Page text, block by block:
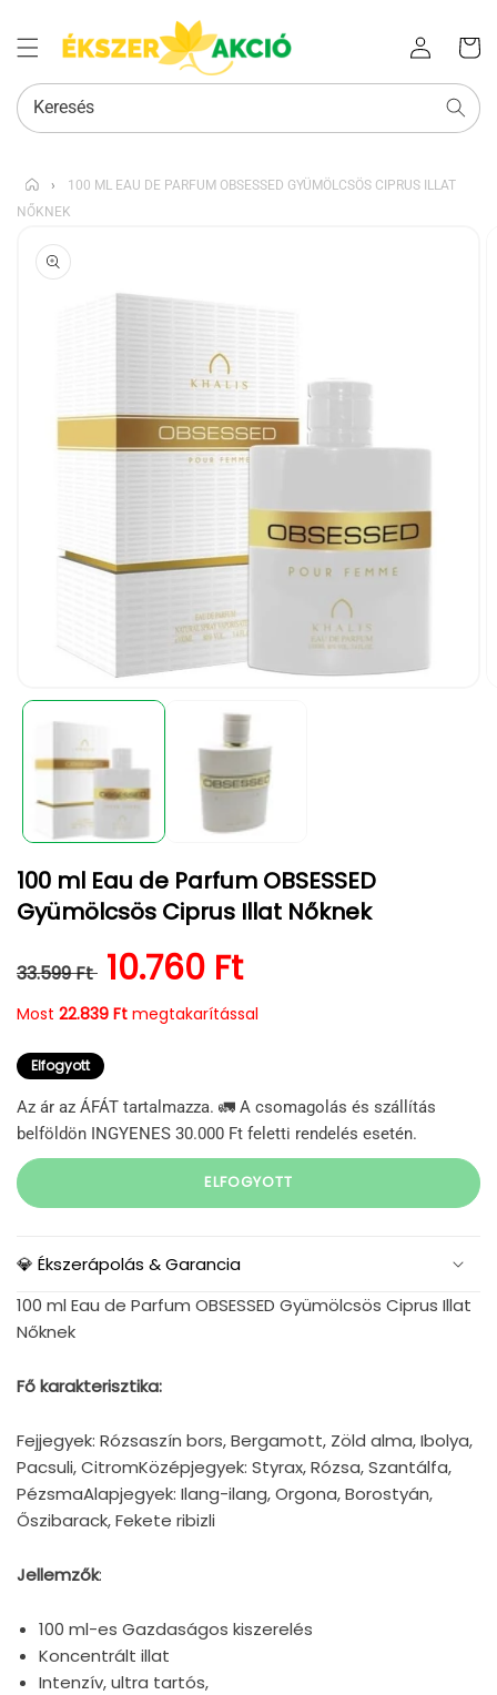
Bejelentkezés
kosara
Keresés
›
100 ML EAU DE PARFUM OBSESSED GYÜMÖLCSÖS CIPRUS ILLAT
NŐKNEK
UGRÁS A
TERMÉKADATOKRA
médiafájl
megnyitása
modális
párbeszédpanelen
100 ml Eau de Parfum OBSESSED
Gyümölcsös Ciprus Illat Nőknek
Normál ár
33.599 Ft Kedvezményes ár
10.760 Ft
Most 22.839 Ft megtakarítással
Elfogyott
Az ár az ÁFÁT tartalmazza. 🚛 A csomagolás és szállítás
belföldön INGYENES 30.000 Ft feletti rendelés esetén.
ELFOGYOTT
💎 Ékszerápolás & Garancia
100 ml Eau de Parfum OBSESSED Gyümölcsös Ciprus Illat
Nőknek
Fő karakterisztika:
Fejjegyek: Rózsaszín bors, Bergamott, Zöld alma, Ibolya,
Pacsuli, CitromKözépjegyek: Styrax, Rózsa, Szantálfa,
PézsmaAlapjegyek: Ilang-ilang, Orgona, Borostyán,
Őszibarack, Fekete ribizli
Jellemzők:
100 ml-es Gazdaságos kiszerelés
Koncentrált illat
Intenzív, ultra tartós,